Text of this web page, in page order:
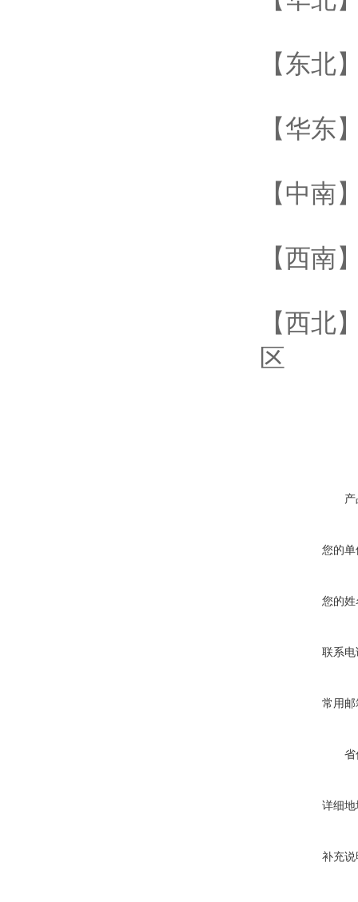
【东北
【华东
【中南
【西南
【西北
区
您的单
您的姓
联系电
常用邮
省
详细地
补充说